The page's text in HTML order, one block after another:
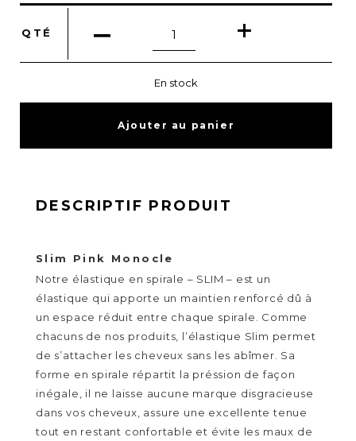
QTÉ
Slim
Pink
Monocle
En stock
Ajouter au panier
DESCRIPTIF PRODUIT
Slim Pink Monocle
Notre élastique en spirale – SLIM – est un
élastique qui apporte un maintien renforcé dû à
un espace réduit entre chaque spirale. Comme
chacuns de nos produits, l’élastique Slim permet
de s’attacher les cheveux sans les abîmer. Sa
forme en spirale répartit la préssion de façon
inégale, il ne laisse aucune marque disgracieuse
dans vos cheveux, assure une excellente tenue
tout en restant confortable et évite les maux de